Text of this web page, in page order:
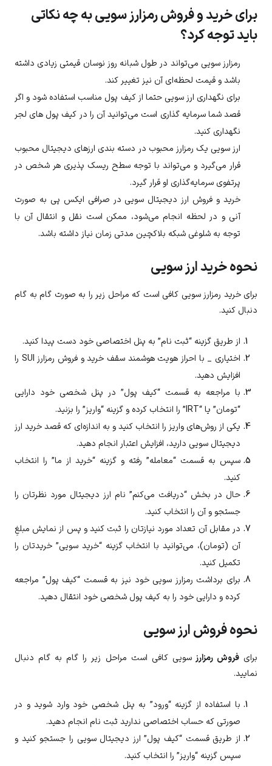
برای خرید و فروش رمزارز سویی به چه نکاتی
باید توجه کرد؟
رمزارزسویی می‌تواند در طول شبانه روز نوسان قیمتی زیادی داشته
باشد و قیمت لحظه‌ای آن نیز تغییر کند.
برای نگهداری ارزسویی حتما از کیف پول مناسب استفاده شود و اگر
قصد شما سرمایه گذاری است می‌توانید آن را در کیف پول های لجر
نگهداری کنید.
ارزسویی یک رمزارز محبوب در دسته بندی ارزهای دیجیتال محبوب
قرار می‌گیرد و می‌تواند با توجه سطح ریسک پذیری هر شخص در
پرتفوی سرمایه‌گذاری او قرار گیرد.
خرید و فروش ارز دیجیتال سویی در صرافی ایکس پی به صورت
آنی و در لحظه انجام می‌شود، ممکن است نقل و انتقال آن با
توجه به شلوغی شبکه بلاکچین مدتی زمان نیاز داشته باشد.
نحوه خرید ارز سویی
برای خرید رمزارز سویی کافی است که مراحل زیر را به صورت گام به گام
دنبال کنید.
از طریق گزینه “ثبت نام” به پنل اختصاصی خود دست پیدا کنید.
اختیاری _ با احراز هویت هوشمند سقف خرید و فروش رمزارز SUI را
افزایش دهید.
با مراجعه به قسمت “کیف پول” در پنل شخصی خود دارایی
“تومان” یا “IRT” را انتخاب کرده و گزینه “واریز” را بزنید.
یکی از روش‌های واریز را انتخاب کنید و به اندازه‌ای که قصد خرید ارز
دیجیتال سویی دارید، افزایش اعتبار انجام دهید.
سپس به قسمت “معامله” رفته و گزینه “خرید از ما” را انتخاب
کنید.
حال در بخش “دریافت می‌کنم” نام ارز دیجیتال مورد نظرتان را
جستجو و آن را انتخاب کنید.
در مقابل آن تعداد مورد نیازتان را ثبت کنید و پس از نمایش مبلغِ
آن (تومان)، می‌توانید با انتخاب گزینه “خرید سویی” خریدتان را
تکمیل کنید.
برای برداشت رمزارز سویی خود نیز به قسمت “کیف پول” مراجعه
کرده و دارایی خود را به کیف پول شخصی خود انتقال دهید.
نحوه فروش ارز سویی
برایفروش رمزارزسویی کافی است مراحل زیر را گام به گام دنبال
نمایید.
با استفاده از گزینه “ورود” به پنل شخصی خود وارد شوید و در
صورتی که حساب اختصاصی ندارید ثبت نام انجام دهید.
از طریق قسمت “کیف پول” ارز دیجیتالسویی را جستجو کنید و
سپس گزینه “واریز” را انتخاب کنید.